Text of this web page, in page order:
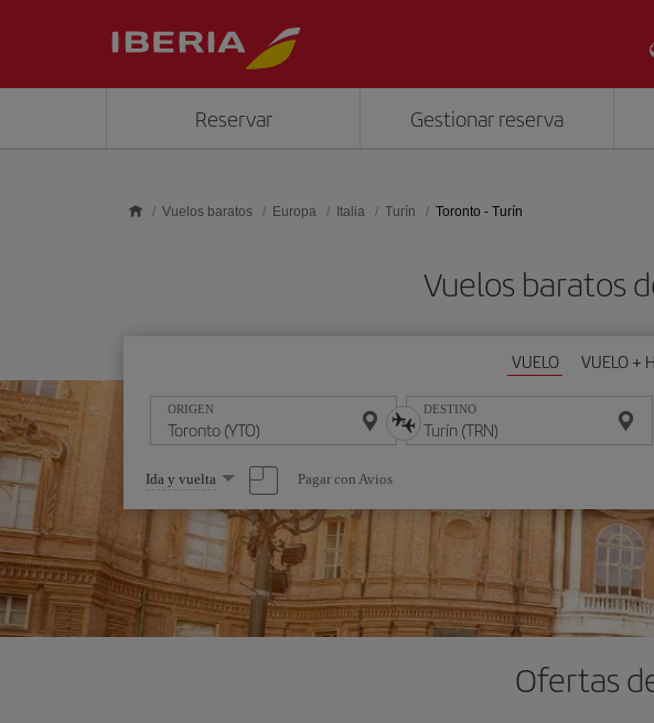
Reservar Gestionar reserva
Vuelos baratos Europa Italia Turín Toronto - Turín
Vuelos baratos
VUELO VUELO +
ORIGEN DESTINO
Seleccione
una
opción
Ida y vuelta Pagar con Avios
Ofertas